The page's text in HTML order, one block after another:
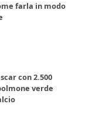
farla in modo
con 2.500
verde